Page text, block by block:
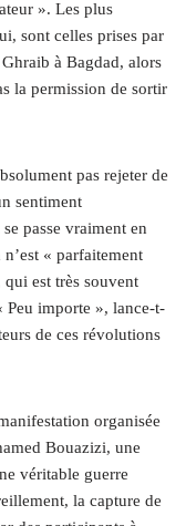
». Les plus
sont celles prises par
à Bagdad, alors
la permission de sortir
pas rejeter de
sentiment
passe vraiment en
« parfaitement
est très souvent
importe », lance-t-
de ces révolutions
organisée
Bouazizi, une
véritable guerre
la capture de